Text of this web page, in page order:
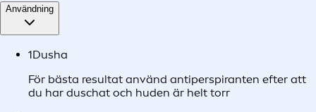
Användning
1Dusha
För bästa resultat använd antiperspiranten efter att
du har duschat och huden är helt torr